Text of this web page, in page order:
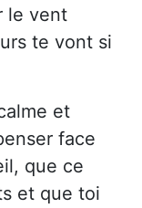
le vent
te vont si
et
face
que ce
et que toi